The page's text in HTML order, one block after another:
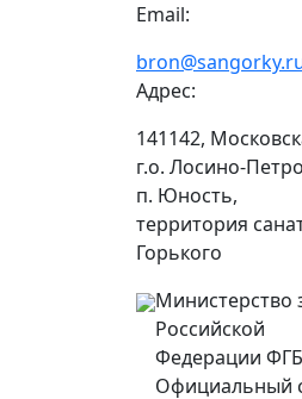
Email:
Адрес:
141142,
г.о. Лосино-
п. Юность,
территория
Горького
Министерство
Российской
Федерации
Официальный